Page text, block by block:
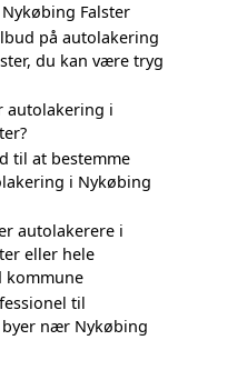
Falster
på autolakering
du kan være tryg
autolakering i
til at bestemme
i Nykøbing
autolakerere i
eller hele
kommune
til
nær Nykøbing